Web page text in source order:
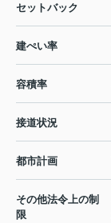
セットバック
建ぺい率
容積率
接道状況
都市計画
その他法令上の制
限